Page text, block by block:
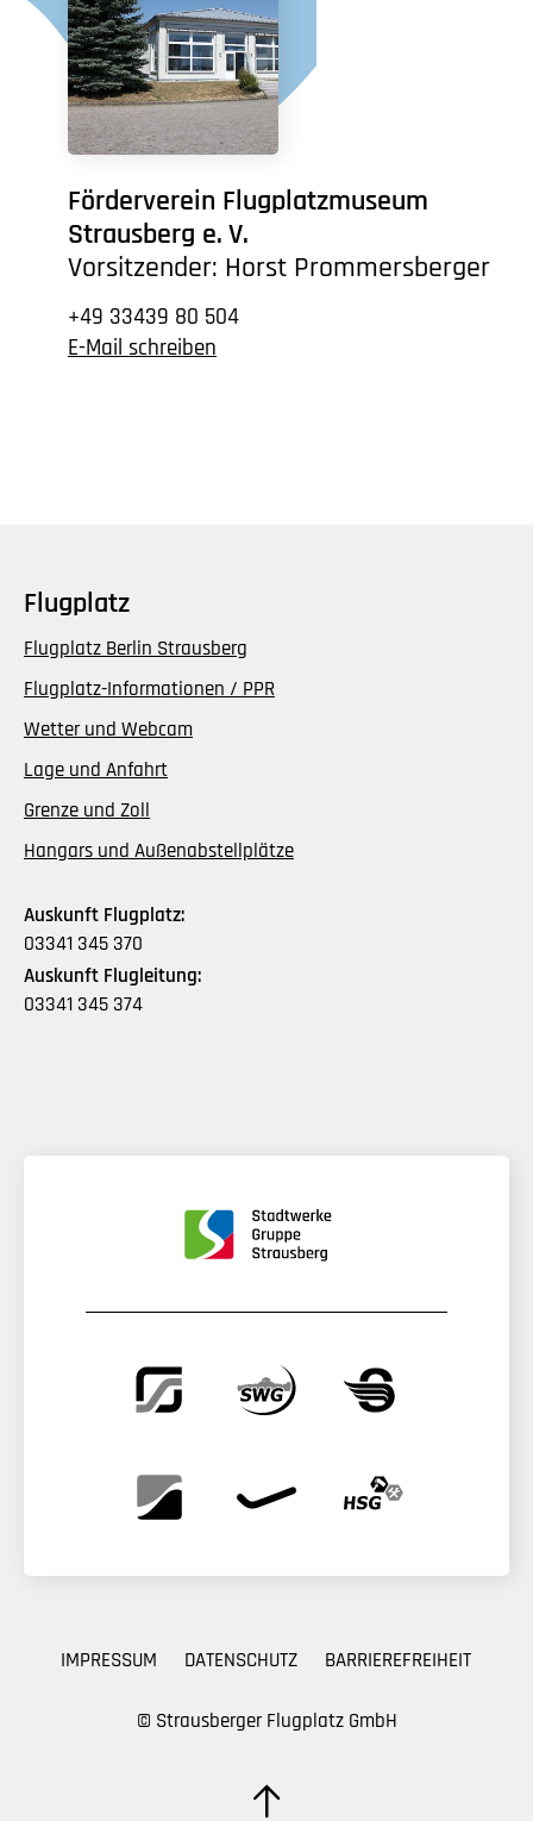
Förderverein Flugplatzmuseum
Strausberg e. V.
Vorsitzender: Horst Prommersberger
+49 33439 80 504
E-Mail schreiben
Flugplatz
Flugplatz Berlin Strausberg
Flugplatz-Informationen / PPR
Wetter und Webcam
Lage und Anfahrt
Grenze und Zoll
Hangars und Außenabstellplätze
Auskunft Flugplatz:
03341 345 370
Auskunft Flugleitung:
03341 345 374
© Strausberger Flugplatz GmbH
IMPRESSUM DATENSCHUTZ BARRIEREFREIHEIT